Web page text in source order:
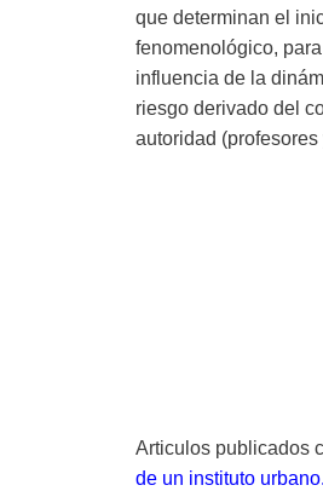
que determinan el
fenomenológico,
influencia de la
riesgo derivado del
autoridad
Articulos publicados
de un instituto